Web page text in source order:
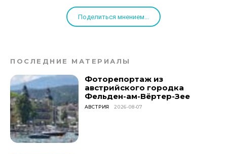
Поделиться мнением...
ПОСЛЕДНИЕ МАТЕРИАЛЫ
Фоторепортаж из
австрийского городка
Фельден-ам-Вёртер-Зее
АВСТРИЯ 2026-08-07